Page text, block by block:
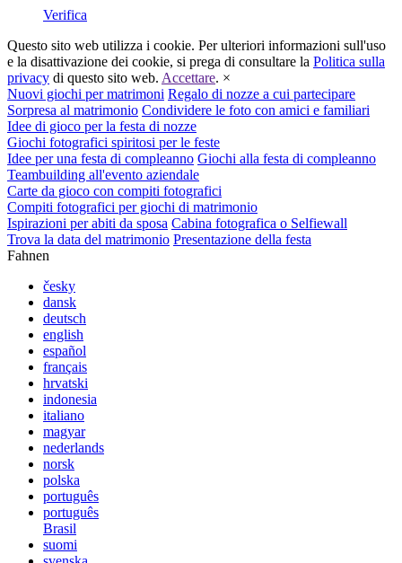
Verifica
Questo sito web utilizza i cookie. Per ulteriori informazioni sull'uso
e la disattivazione dei cookie, si prega di consultare la Politica sulla
privacy di questo sito web. Accettare. ×
Nuovi giochi per matrimoni Regalo di nozze a cui partecipare
Sorpresa al matrimonio Condividere le foto con amici e familiari
Idee di gioco per la festa di nozze
Giochi fotografici spiritosi per le feste
Idee per una festa di compleanno Giochi alla festa di compleanno
Teambuilding all'evento aziendale
Carte da gioco con compiti fotografici
Compiti fotografici per giochi di matrimonio
Ispirazioni per abiti da sposa Cabina fotografica o Selfiewall
Trova la data del matrimonio Presentazione della festa
Fahnen
česky
dansk
deutsch
english
español
français
hrvatski
indonesia
italiano
magyar
nederlands
norsk
polska
português
português
Brasil
suomi